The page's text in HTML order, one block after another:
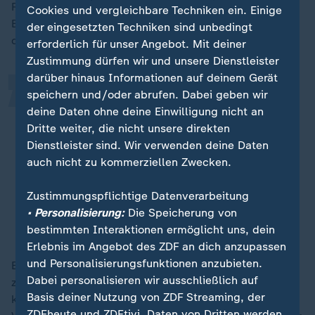
Rückführung des Goldes in die Tresore der
Bundesbank fordert - und zumindest auch einmal
deren Inspektion.
Es ist wichtig, erstens persönlich in
Augenschein zu nehmen, ob das
Gold physisch vorhanden ist und
zweitens zu prüfen, ob das Gold
entspricht.
„
Michael Jäger, Europäischer Steuerzahlerbund
Es sei die Pflicht jedes Unternehmers, seine Bestände
zu prüfen und zu dokumentieren, so Jäger. Prüfen
könnten den Verbleib und die Echtheit des Goldes
Cookies und vergleichbare Techniken ein. Einige
der eingesetzten Techniken sind unbedingt
erforderlich für unser Angebot. Mit deiner
Zustimmung dürfen wir und unsere Dienstleister
darüber hinaus Informationen auf deinem Gerät
speichern und/oder abrufen. Dabei geben wir
deine Daten ohne deine Einwilligung nicht an
Dritte weiter, die nicht unsere direkten
Dienstleister sind. Wir verwenden deine Daten
auch nicht zu kommerziellen Zwecken.
Zustimmungspflichtige Datenverarbeitung
• Personalisierung:Die Speicherung von
bestimmten Interaktionen ermöglicht uns, dein
Erlebnis im Angebot des ZDF an dich anzupassen
und Personalisierungsfunktionen anzubieten.
Dabei personalisieren wir ausschließlich auf
Basis deiner Nutzung von ZDF Streaming, der